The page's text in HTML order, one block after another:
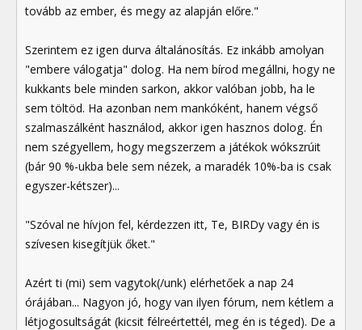
tovább az ember, és megy az alapján előre."
Szerintem ez igen durva általánosítás. Ez inkább amolyan
"embere válogatja" dolog. Ha nem bírod megállni, hogy ne
kukkants bele minden sarkon, akkor valóban jobb, ha le
sem töltöd. Ha azonban nem mankóként, hanem végső
szalmaszálként használod, akkor igen hasznos dolog. Én
nem szégyellem, hogy megszerzem a játékok wókszrúit
(bár 90 %-ukba bele sem nézek, a maradék 10%-ba is csak
egyszer-kétszer)...
"Szóval ne hívjon fel, kérdezzen itt, Te, BIRDy vagy én is
szívesen kisegítjük őket."
Azért ti (mi) sem vagytok(/unk) elérhetőek a nap 24
órájában... Nagyon jó, hogy van ilyen fórum, nem kétlem a
létjogosultságát (kicsit félreértettél, meg én is téged). De a